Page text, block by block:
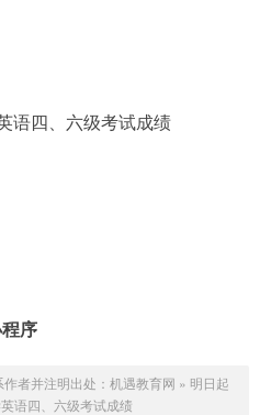
语四、六级考试成绩
序
者并注明出处： 机遇教育网 » 明日起
语四、六级考试成绩